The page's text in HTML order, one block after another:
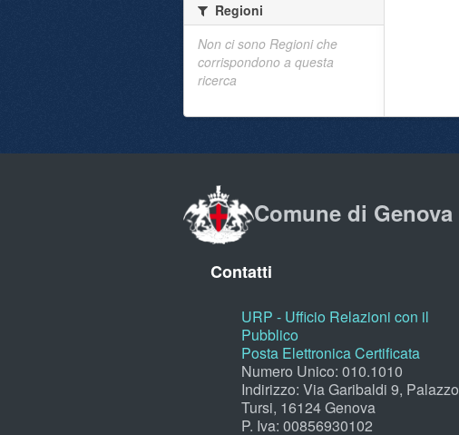
Regioni
Non ci sono Regioni che
corrispondono a questa
ricerca
Comune di Genova
Contatti
URP - Ufficio Relazioni con il
Pubblico
Posta Elettronica Certificata
Numero Unico: 010.1010
Indirizzo: Via Garibaldi 9, Palazzo
Tursi, 16124 Genova
P. Iva: 00856930102